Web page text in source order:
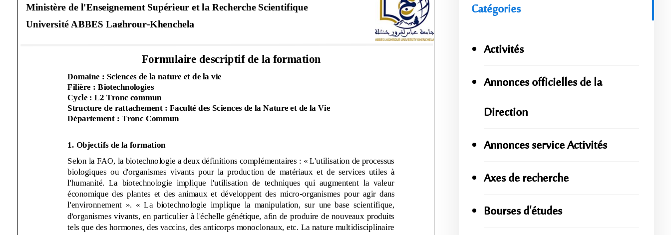
Catégories
Activités
Annonces officielles de la
Direction
Annonces service Activités
Axes de recherche
Bourses d'études